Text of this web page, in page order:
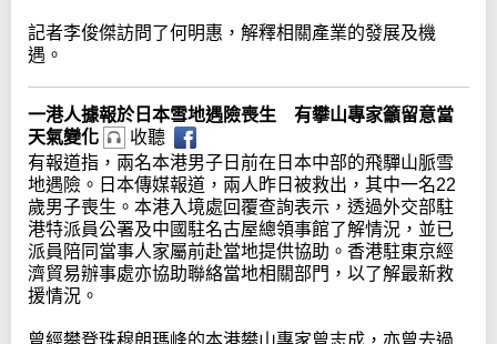
記者李俊傑訪問了何明惠，解釋相關產業的發展及機
遇。
一港人據報於日本雪地遇險喪生 有攀山專家籲留意當
天氣變化
收聽
有報道指，兩名本港男子日前在日本中部的飛驒山脈雪
地遇險。日本傳媒報道，兩人昨日被救出，其中一名22
歲男子喪生。本港入境處回覆查詢表示，透過外交部駐
港特派員公署及中國駐名古屋總領事館了解情況，並已
派員陪同當事人家屬前赴當地提供協助。香港駐東京經
濟貿易辦事處亦協助聯絡當地相關部門，以了解最新救
援情況。